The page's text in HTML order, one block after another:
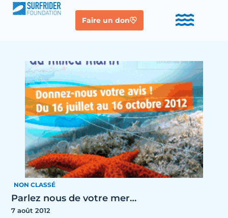
Faire un don
NON CLASSÉ
Parlez nous de votre mer…
7 août 2012